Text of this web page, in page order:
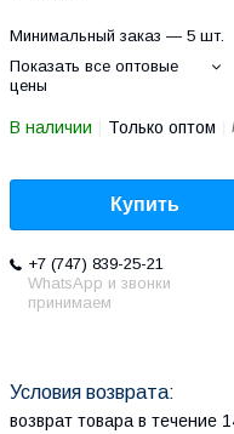
Минимальный заказ — 5 шт.
Показать все оптовые
цены
В наличии Только оптом
Купить
+7 (747) 839-25-21
WhatsApp и звонки
принимаем
возврат товара в течение